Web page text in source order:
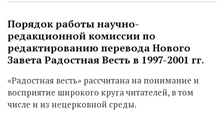
Порядок работы научно-
редакционной комиссии по
редактированию перевода Нового
Завета Радостная Весть в 1997-2001 гг.
«Радостная весть» рассчитана на понимание и
восприятие широкого круга читателей, в том
числе и из нецерковной среды.